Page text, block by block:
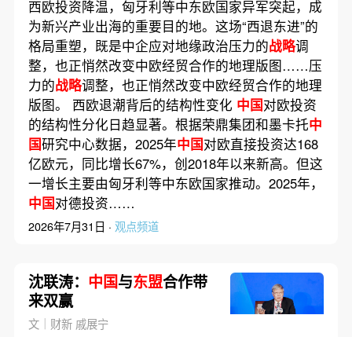
西欧投资降温，匈牙利等中东欧国家异军突起，成
为新兴产业出海的重要目的地。这场“西退东进”的
格局重塑，既是中企应对地缘政治压力的战略调
整，也正悄然改变中欧经贸合作的地理版图……压
力的战略调整，也正悄然改变中欧经贸合作的地理
版图。 西欧退潮背后的结构性变化 中国对欧投资
的结构性分化日趋显著。根据荣鼎集团和墨卡托中
国研究中心数据，2025年中国对欧直接投资达168
亿欧元，同比增长67%，创2018年以来新高。但这
一增长主要由匈牙利等中东欧国家推动。2025年，
中国对德投资……
2026年7月31日 · 观点频道
沈联涛： 中国与东盟合作带
来双赢
文｜财新 戚展宁